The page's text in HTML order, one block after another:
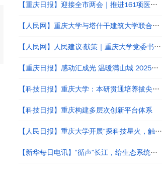
【重庆日报】迎接全市两会｜推进161项医疗检查检验结果互认！这份提案让我市高品质医疗“更进一步”
【人民网】重庆大学与塔什干建筑大学联合举办首届可持续营建冬季研习营
【人民网】人民建议·献策｜重庆大学党委书记王树新：“文化强校”与“文化强国”建设应同频共振
【重庆日报】感动汇成光 温暖满山城 2025年度“感动重庆十大人物”颁奖典礼举行
【科技日报】重庆大学：本研贯通培养拔尖创新人才
【科技日报】重庆构建多层次创新平台体系
【人民日报】重庆大学开展“探科技星火，触未来建造”小学生科普活动
【新华每日电讯】“循声”长江，给生态系统做“心电图”